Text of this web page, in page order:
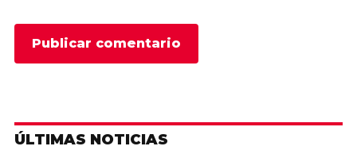
ÚLTIMAS NOTICIAS